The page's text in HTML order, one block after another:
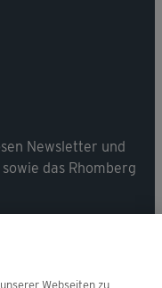
Newsletter und
das Rhomberg
Webseiten zu